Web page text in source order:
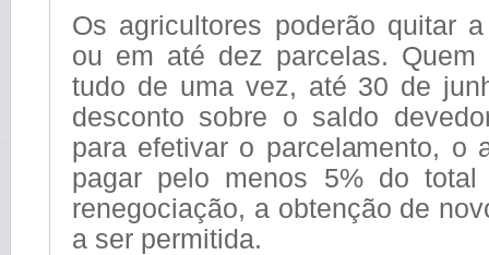
Os agricultores poderão quitar
ou em até dez parcelas. Quem
tudo de uma vez, até 30 de
desconto sobre o saldo
para efetivar o parcelamento, o
pagar pelo menos 5% do
renegociação, a obtenção de
a ser permitida.